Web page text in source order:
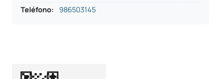
Teléfono: 986503145